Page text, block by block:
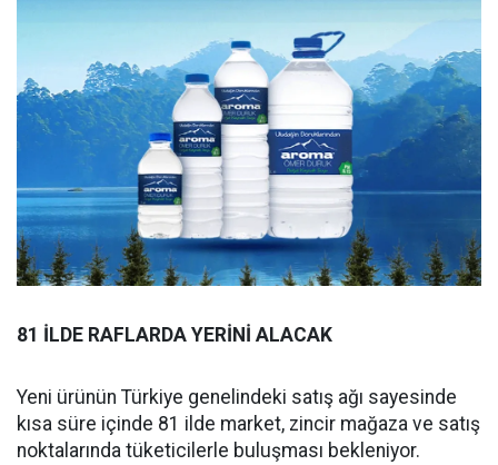
81 İLDE RAFLARDA YERİNİ ALACAK
Yeni ürünün Türkiye genelindeki satış ağı sayesinde
kısa süre içinde 81 ilde market, zincir mağaza ve satış
noktalarında tüketicilerle buluşması bekleniyor.